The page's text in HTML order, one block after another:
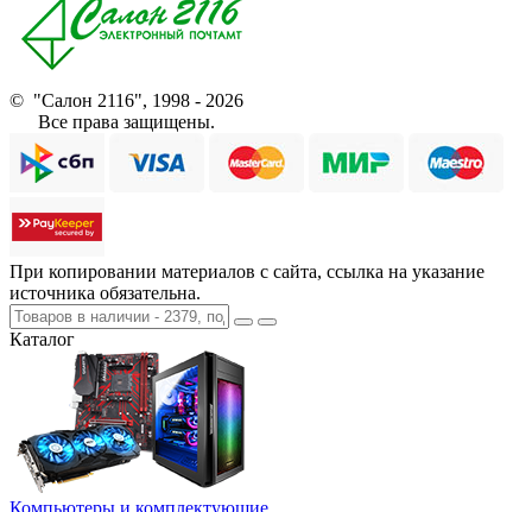
© "Салон 2116", 1998 - 2026
Все права защищены.
При копировании материалов с сайта, ссылка на указание
источника обязательна.
Каталог
Компьютеры и комплектующие